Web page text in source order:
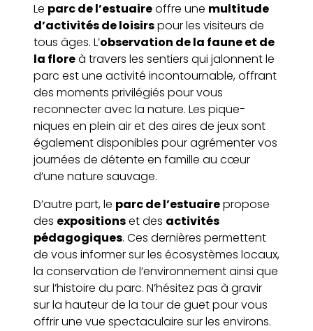
Le parc de l’estuaireoffre une multitude
d’activités de loisirspour les visiteurs de
tous âges. L’observation de la faune et de
la floreà travers les sentiers qui jalonnent le
parc est une activité incontournable, offrant
des moments privilégiés pour vous
reconnecter avec la nature. Les pique-
niques en plein air et des aires de jeux sont
également disponibles pour agrémenter vos
journées de détente en famille au cœur
d’une nature sauvage.
D’autre part, le parc de l’estuairepropose
des expositionset des activités
pédagogiques. Ces dernières permettent
de vous informer sur les écosystèmes locaux,
la conservation de l’environnement ainsi que
sur l’histoire du parc. N’hésitez pas à gravir
sur la hauteur de la tour de guet pour vous
offrir une vue spectaculaire sur les environs.